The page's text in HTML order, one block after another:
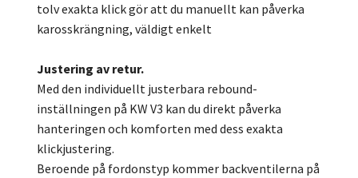
tolv exakta klick gör att du manuellt kan påverka
karosskrängning, väldigt enkelt
Justering av retur.
Med den individuellt justerbara rebound-
inställningen på KW V3 kan du direkt påverka
hanteringen och komforten med dess exakta
klickjustering.
Beroende på fordonstyp kommer backventilerna på